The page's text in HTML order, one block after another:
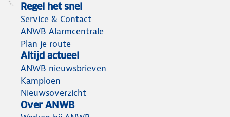
Regel het snel
Service & Contact
ANWB Alarmcentrale
Plan je route
Altijd actueel
ANWB nieuwsbrieven
Kampioen
Nieuwsoverzicht
Over ANWB